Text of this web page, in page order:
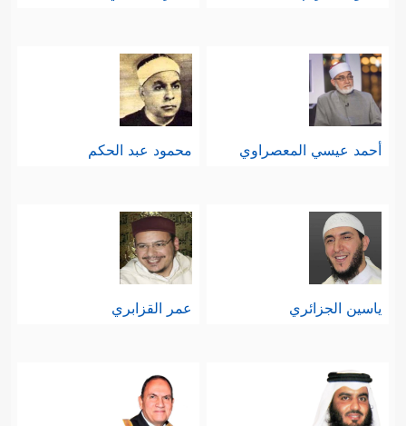
أحمد عيسي المعصراوي محمود عبد الحكم
ياسين الجزائري عمر القزابري